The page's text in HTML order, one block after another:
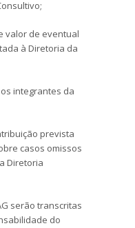
valor de eventual
à Diretoria da
integrantes da
prevista
casos omissos
Diretoria
serão transcritas
do